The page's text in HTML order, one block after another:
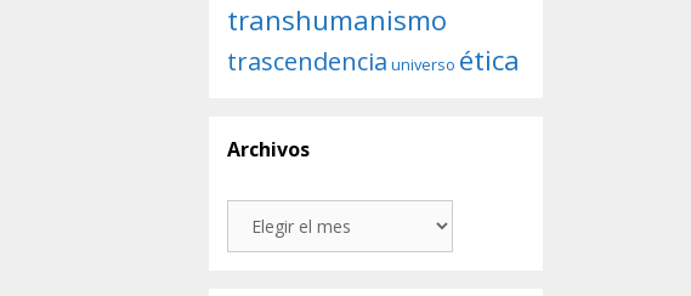
transhumanismo
trascendencia universo ética
Archivos